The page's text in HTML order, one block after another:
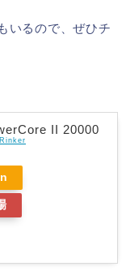
いるので、ぜひチ
II 20000
Rinker